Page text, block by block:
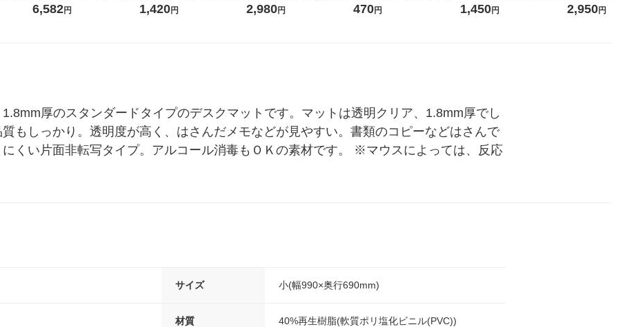
ット
ーの香り 柔軟剤 詰め替え 超
特大 1200ml 1セット（5個
6,582円
箱（24本入）
1,420円
し 無洗米 5kg 1袋 令和7年産
米 木徳神糧 オリジナル
2,980円
ックティッシュ フィオナ オ
470円
1箱（20本入）ラベルレス
（イチオシ） オリジナル
1,450円
し 精白米 5kg
米 木徳神糧 オ
2,950円
厚のスタンダードタイプのデスクマットです。マットは透明クリア、1.8mm厚でし
もしっかり。透明度が高く、はさんだメモなどが見やすい。書類のコピーなどはさんで
くい片面非転写タイプ。アルコール消毒もＯＫの素材です。 ※マウスによっては、反応
サイズ 小(幅990×奥行690mm)
材質 40%再生樹脂(軟質ポリ塩化ビニル(PVC))